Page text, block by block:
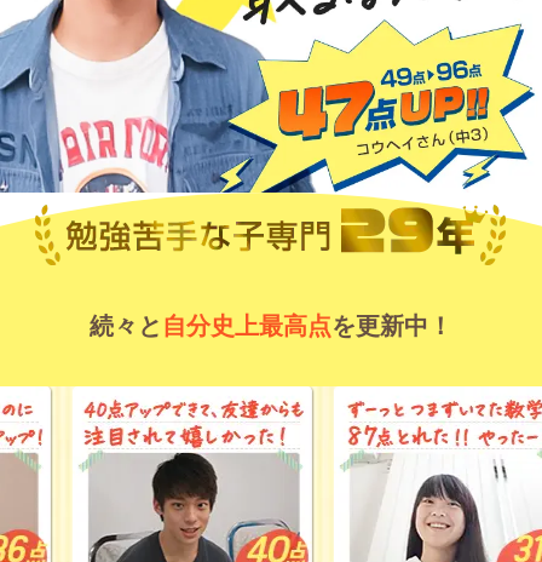
続々と 自分史上最高点を更新中！